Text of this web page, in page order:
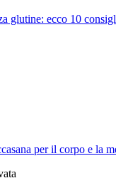
glutine: ecco 10
per il corpo e la